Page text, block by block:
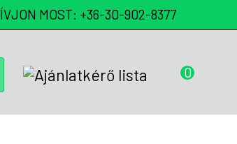
MOST: +36-30-902-8377
0